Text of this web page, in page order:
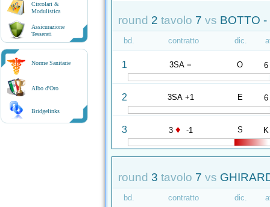
Circolari &
Modulistica
Assicurazione
Tesserati
Norme Sanitarie
Albo d'Oro
Bridgelinks
round 2 tavolo 7 vs BOTTO
bd. contratto dic.
1 3SA = O 6
2 3SA +1 E 6
3 3 ♦ -1 S K
round 3 tavolo 7 vs
bd. contratto dic.